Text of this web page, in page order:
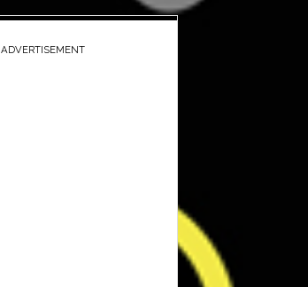
ADVERTISEMENT